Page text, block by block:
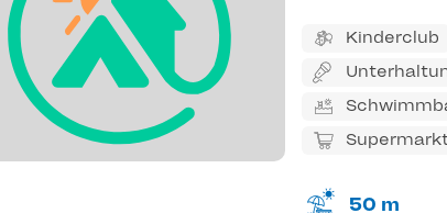
Kinderclub
50 m